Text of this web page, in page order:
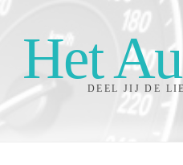
HetDEEL JIJ DE